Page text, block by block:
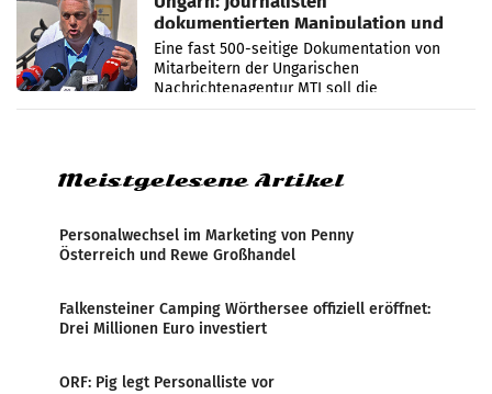
dokumentierten Manipulation und
Zensur
Eine fast 500-seitige Dokumentation von
Mitarbeitern der Ungarischen
Nachrichtenagentur MTI soll die
systematische Nachrichten-Manipulation und
Meistgelesene Artikel
Personalwechsel im Marketing von Penny
Österreich und Rewe Großhandel
Falkensteiner Camping Wörthersee offiziell eröffnet:
Drei Millionen Euro investiert
ORF: Pig legt Personalliste vor